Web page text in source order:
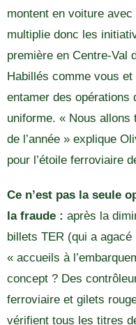
montent en voiture
multiplie donc les
première en Centre-Val
Habillés comme vous
entamer des opérations
uniforme. « Nous
de l’année » explique
pour l’étoile ferroviaire
Ce n’est pas la seule
la fraude : après la
billets TER (qui a
« accueils à
concept ? Des
ferroviaire et gilets
vérifient tous les titres